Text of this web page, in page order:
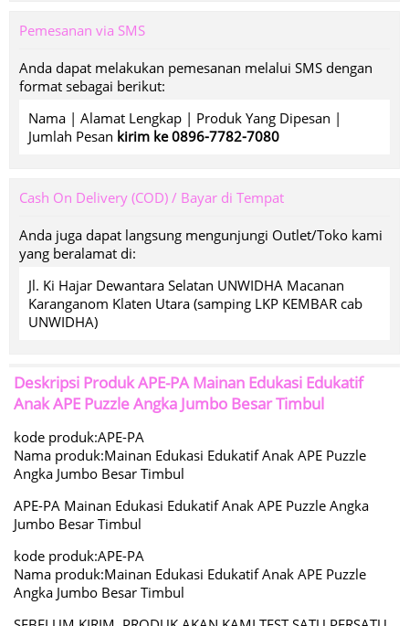
Pemesanan via SMS
Anda dapat melakukan pemesanan melalui SMS dengan
format sebagai berikut:
Nama | Alamat Lengkap | Produk Yang Dipesan |
Jumlah Pesan kirim ke 0896-7782-7080
Cash On Delivery (COD) / Bayar di Tempat
Anda juga dapat langsung mengunjungi Outlet/Toko kami
yang beralamat di:
Jl. Ki Hajar Dewantara Selatan UNWIDHA Macanan
Karanganom Klaten Utara (samping LKP KEMBAR cab
UNWIDHA)
Deskripsi ProdukAPE-PA Mainan Edukasi Edukatif
Anak APE Puzzle Angka Jumbo Besar Timbul
kode produk:APE-PA
Nama produk:Mainan Edukasi Edukatif Anak APE Puzzle
Angka Jumbo Besar Timbul
APE-PA Mainan Edukasi Edukatif Anak APE Puzzle Angka
Jumbo Besar Timbul
kode produk:APE-PA
Nama produk:Mainan Edukasi Edukatif Anak APE Puzzle
Angka Jumbo Besar Timbul